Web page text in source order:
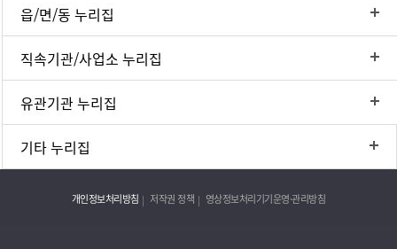
읍/면/동 누리집
직속기관/사업소 누리집
유관기관 누리집
기타 누리집
개인정보처리방침 저작권 정책 영상정보처리기기운영·관리방침